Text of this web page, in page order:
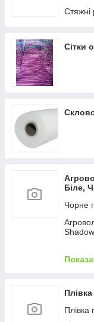
Стяжні
Сітки
Біле,
Чорне
Shadow
Shadow
Плівка